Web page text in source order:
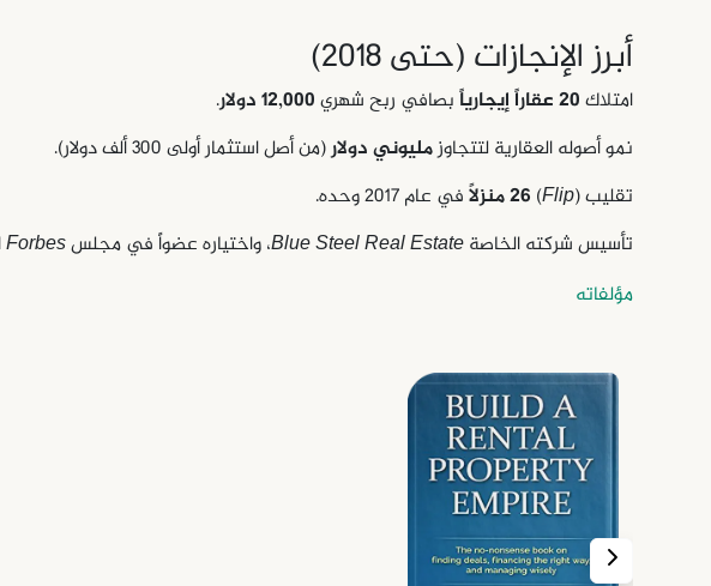
أبرز الإنجازات (حتى 2018)
امتلاك20 عقاراً إيجارياً بصافي ربح شهري12,000 دولار
.
نمو أصوله العقارية لتتجاوزمليوني دولار(من أصل استثمار أولى 300 ألف دولار).
تقليب (Flip
) 26 منزلاً
في عام 2017 وحده.
تأسيس شركته الخاصةBlue Steel Real Estate، واختياره عضواً في مجلسForbes
مؤلفاته